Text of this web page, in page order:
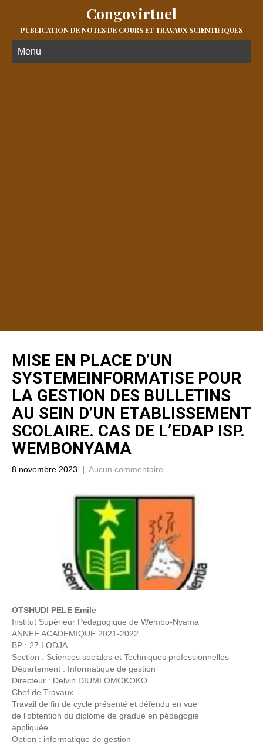
Congovirtuel
PUBLICATION DE NOTES DE COURS ET TRAVAUX SCIENTIFIQUES
Menu
MISE EN PLACE D’UN
SYSTEMEINFORMATISE POUR
LA GESTION DES BULLETINS
AU SEIN D’UN ETABLISSEMENT
SCOLAIRE. CAS DE L’EDAP ISP.
WEMBONYAMA
8 novembre 2023 | Aucun commentaire
OTSHUDI PELE Emile
Institut Supérieur Pédagogique de Wembo-Nyama
ANNEE ACADEMIQUE 2021-2022
BP : 27 LODJA
Section : Sciences sociales et Techniques professionnelles
Département : Informatique de gestion
Directeur : Delvin DIUMI OMOKOKO
Chef de Travaux
Travail de fin de cycle présenté et défendu en vue
de l’obtention du diplôme de gradué en pédagogie
appliquée
Option : informatique de gestion